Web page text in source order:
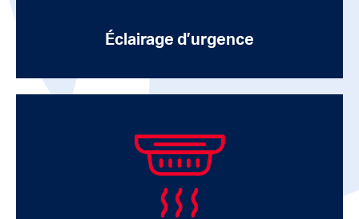
Éclairage d’urgence